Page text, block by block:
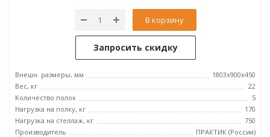
В корзину
Запросить скидку
Внешн. размеры, мм
1803x900x450
Вес, кг
22
Количество полок
5
Нагрузка на полку, кг
170
Нагрузка на стеллаж, кг
750
Производитель
ПРАКТИК (Россия)